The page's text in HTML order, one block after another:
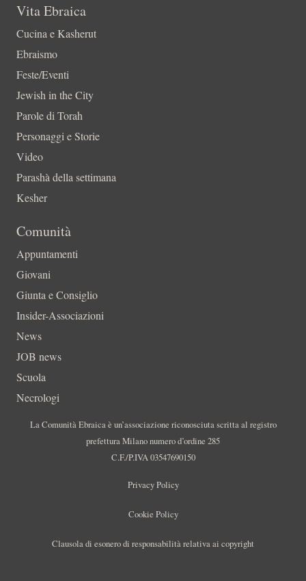
Vita Ebraica
Cucina e Kasherut
Ebraismo
Feste/Eventi
Jewish in the City
Parole di Torah
Personaggi e Storie
Video
Parashà della settimana
Kesher
Comunità
Appuntamenti
Giovani
Giunta e Consiglio
Insider-Associazioni
News
JOB news
Scuola
Necrologi
La Comunità Ebraica è un’associazione riconosciuta scritta al registro
prefettura Milano numero d’ordine 285
C.F./P.IVA 03547690150
Privacy Policy
Cookie Policy
Clausola di esonero di responsabilità relativa ai copyright